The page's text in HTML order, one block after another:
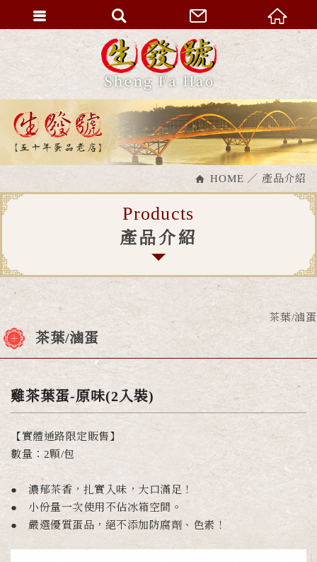
HOME 產品介紹
Products
產品介紹
茶葉/滷蛋
茶葉/滷蛋
雞茶葉蛋-原味(2入裝)
【實體通路限定販售】
數量：2顆/包
● 濃郁茶香，扎實入味，大口滿足！
● 小份量一次使用不佔冰箱空間。
● 嚴選優質蛋品，絕不添加防腐劑、色素！